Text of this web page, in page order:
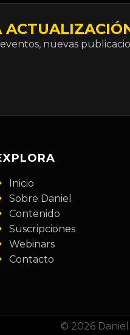
nuevas
Inicio
Sobre Daniel
Contenido
Suscripciones
Webinars
Contacto
© 2026 Daniel